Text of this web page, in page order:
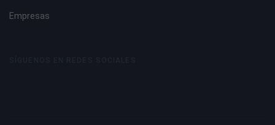
Empresas